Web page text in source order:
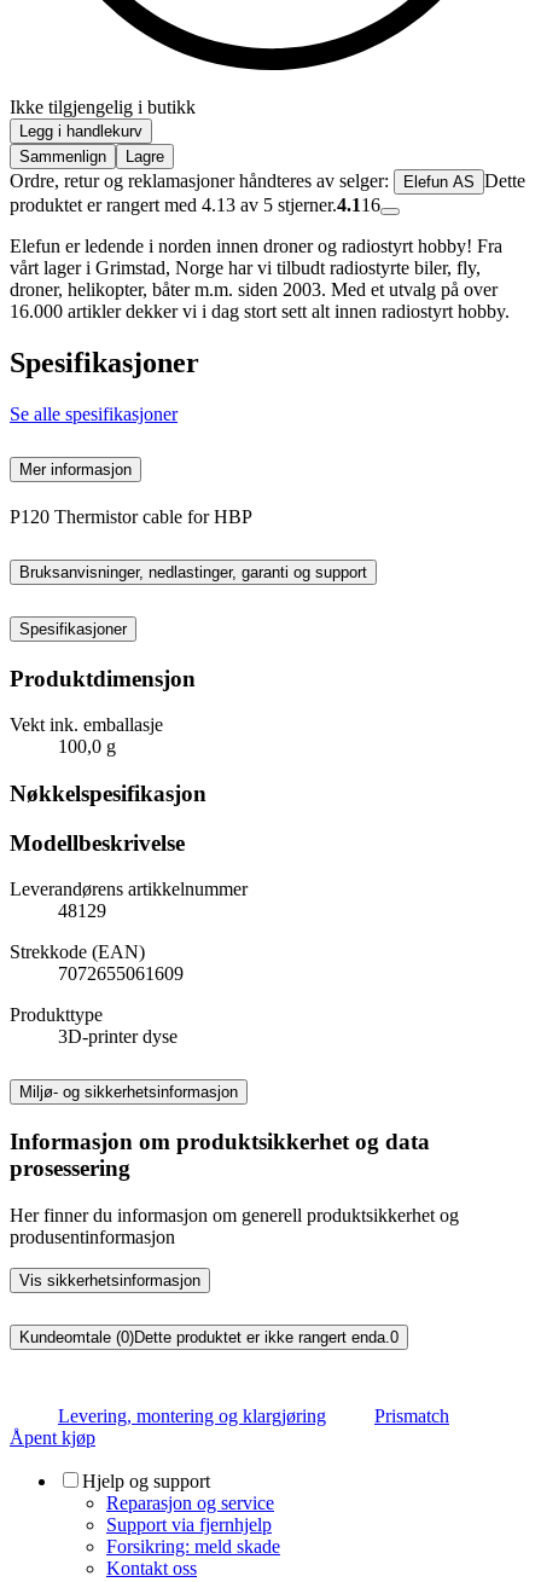
Ikke tilgjengelig i butikk
Legg i handlekurv
Sammenlign
Lagre
Ordre, retur og reklamasjoner håndteres av selger: Elefun AS Dette
produktet er rangert med 4.13 av 5 stjerner.4.116
Elefun er ledende i norden innen droner og radiostyrt hobby! Fra
vårt lager i Grimstad, Norge har vi tilbudt radiostyrte biler, fly,
droner, helikopter, båter m.m. siden 2003. Med et utvalg på over
16.000 artikler dekker vi i dag stort sett alt innen radiostyrt hobby.
Spesifikasjoner
Se alle spesifikasjoner
Mer informasjon
P120 Thermistor cable for HBP
Bruksanvisninger, nedlastinger, garanti og support
Spesifikasjoner
Produktdimensjon
Vekt ink. emballasje
100,0 g
Nøkkelspesifikasjon
Modellbeskrivelse
Leverandørens artikkelnummer
48129
Strekkode (EAN)
7072655061609
Produkttype
3D-printer dyse
Miljø- og sikkerhetsinformasjon
Informasjon om produktsikkerhet og data
prosessering
Her finner du informasjon om generell produktsikkerhet og
produsentinformasjon
Vis sikkerhetsinformasjon
Kundeomtale (0)Dette produktet er ikke rangert enda. 0
Levering, montering og klargjøring
Prismatch
Åpent kjøp
Hjelp og support
Reparasjon og service
Support via fjernhjelp
Forsikring: meld skade
Kontakt oss